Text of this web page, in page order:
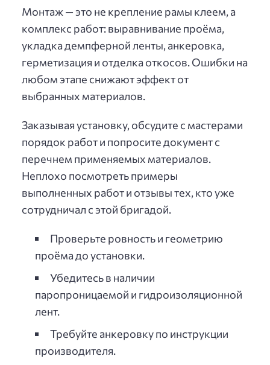
Монтаж — это не крепление рамы клеем, а
комплекс работ: выравнивание проёма,
укладка демпферной ленты, анкеровка,
герметизация и отделка откосов. Ошибки на
любом этапе снижают эффект от
выбранных материалов.
Заказывая установку, обсудите с мастерами
порядок работ и попросите документ с
перечнем применяемых материалов.
Неплохо посмотреть примеры
выполненных работ и отзывы тех, кто уже
сотрудничал с этой бригадой.
Проверьте ровность и геометрию
проёма до установки.
Убедитесь в наличии
паропроницаемой и гидроизоляционной
лент.
Требуйте анкеровку по инструкции
производителя.